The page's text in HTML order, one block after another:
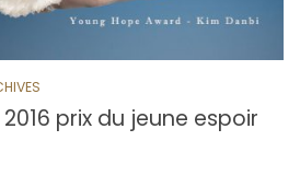
prix du jeune espoir